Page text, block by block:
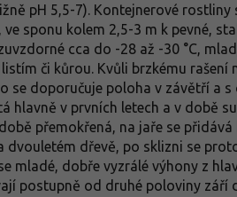
pH 5,5-7). Kontejnerové
sponu kolem 2,5-3 m k pevné,
cca do -28 až -30 °C,
či kůrou. Kvůli brzkému
se doporučuje poloha v závětří a s
hlavně v prvních letech a v době
přemokřená, na jaře se
dvouletém dřevě, po sklizni se
mladé, dobře vyzrálé výhony z
postupně od druhé poloviny září